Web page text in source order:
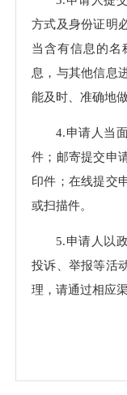
方式及身份证明
当含有信息的名
息，与其他信息
能及时、准确地
4.申请人当
件；邮寄提交申
印件；在线提交
或扫描件。
5.申请人以
投诉、举报等活
理，请通过相应